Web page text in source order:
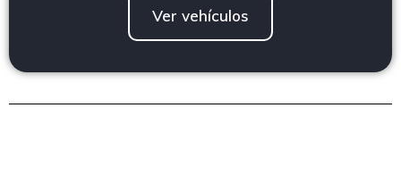
Ver vehículos